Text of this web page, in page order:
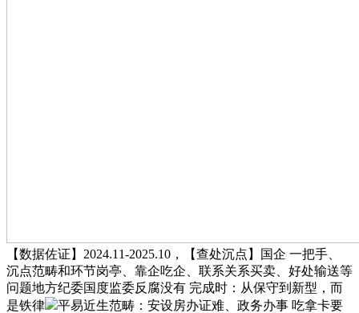
【数据佐证】2024.11-2025.10，【查处沉点】国企 一把手、
沉点范畴和环节岗亭、靠企吃企、联系关系买卖、好处输送等
问题地方纪委国度监委反腐没有 完成时：从保守到新型，而
是铁律
平易近生范畴：安设房办证难、政务办事 吃拿卡要